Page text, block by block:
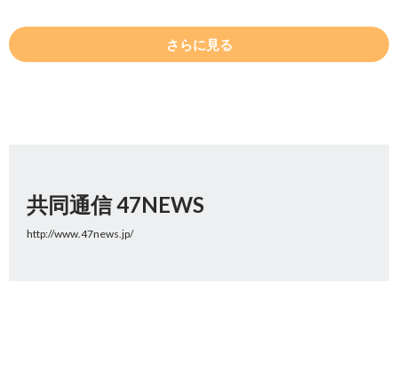
さらに見る
共同通信 47NEWS
http://www.47news.jp/